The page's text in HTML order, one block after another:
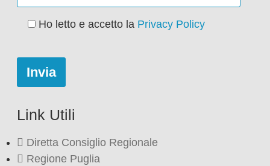
Ho letto e accetto la Privacy Policy
Link Utili
Diretta Consiglio Regionale
Regione Puglia